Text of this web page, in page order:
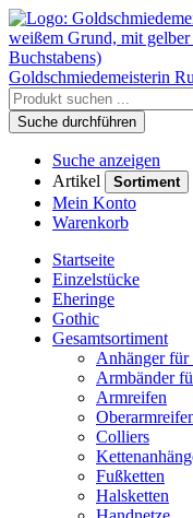
Goldschmiedemeisterin
Suche durchführen
Suche anzeigen
Artikel
Sortiment
Mein Konto
Warenkorb
Startseite
Einzelstücke
Eheringe
Gothic
Gesamtsortiment
Anhänger für
Armbänder
Armreifen
Colliers
Fußketten
Halsketten